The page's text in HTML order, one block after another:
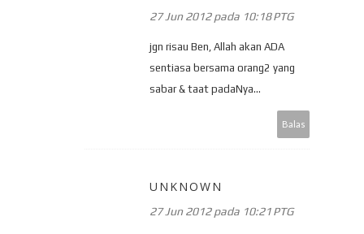
27 Jun 2012 pada 10:18 PTG
jgn risau Ben, Allah akan ADA
sentiasa bersama orang2 yang
sabar & taat padaNya...
Balas
UNKNOWN
27 Jun 2012 pada 10:21 PTG